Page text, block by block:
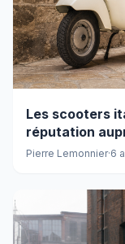
Les scooters
réputation
Pierre Lemonnier·6